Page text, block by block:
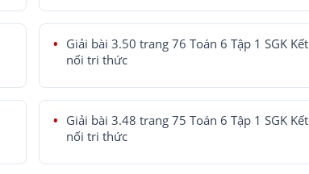
Giải bài 3.50 trang 76 Toán 6 Tập 1 SGK Kết
nối tri thức
Giải bài 3.48 trang 75 Toán 6 Tập 1 SGK Kết
nối tri thức